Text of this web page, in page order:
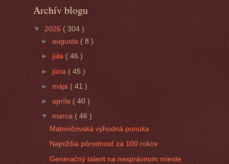
Archív blogu
▼ 2026 ( 304 )
►augusta ( 8 )
► júla ( 46 )
► júna ( 45 )
► mája ( 41 )
►apríla ( 40 )
▼ marca ( 46 )
Matovičovská výhodná ponuka
Najnižšia pôrodnosť za 100 rokov
Generačný talent na nesprávnom mieste